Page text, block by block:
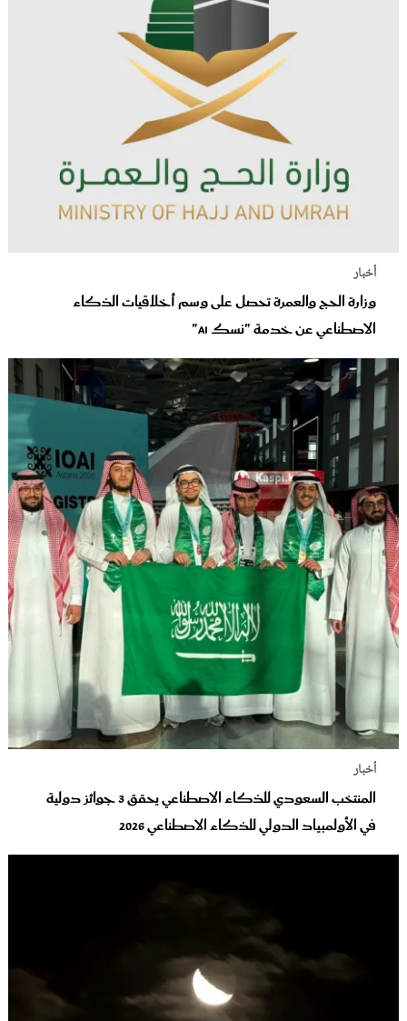
أخبار
وزارة الحج والعمرة تحصل على وسم أخلاقيات الذكاء
الاصطناعي عن خدمة "نسك AI"
أخبار
المنتخب السعودي للذكاء الاصطناعي يحقق 3 جوائز دولية
في الأولمبياد الدولي للذكاء الاصطناعي 2026